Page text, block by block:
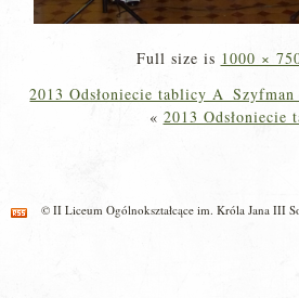
Full size is 1000 ×
2013 Odsłoniecie tablicy
« 2013
© II Liceum Ogólnokształcące im. Króla Jana III